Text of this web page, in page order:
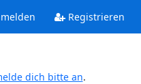
Registrieren
dich bitte an.